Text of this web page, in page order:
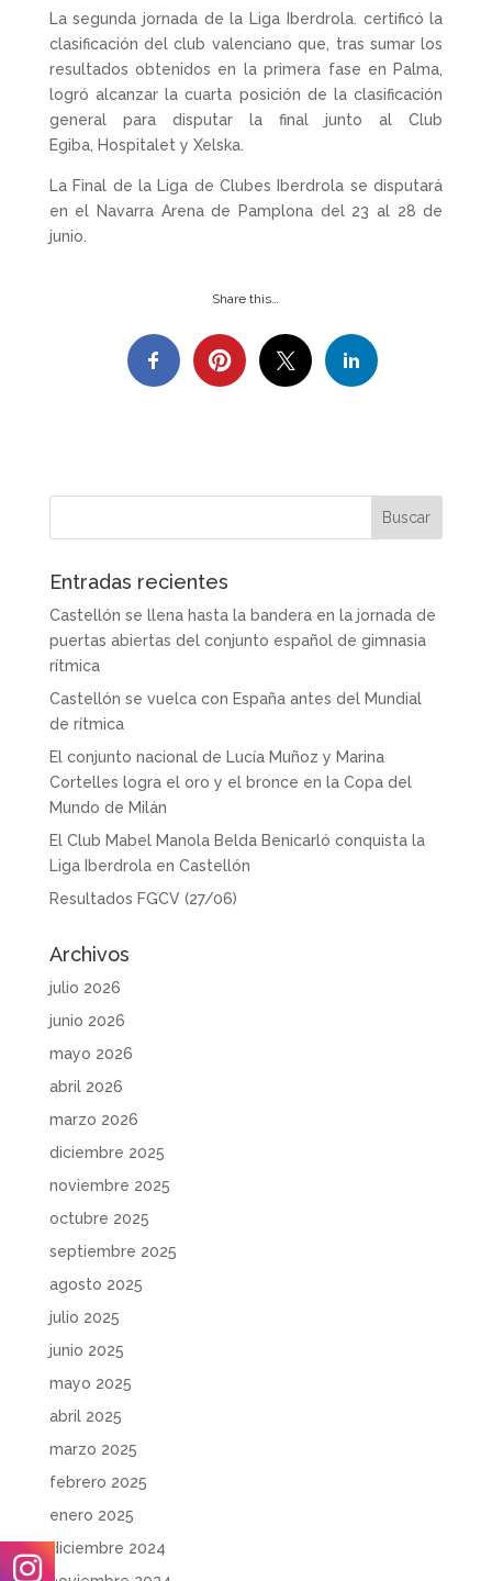
La segunda jornada de la Liga Iberdrola. certificó la
clasificación del club valenciano que, tras sumar los
resultados obtenidos en la primera fase en Palma,
logró alcanzar la cuarta posición de la clasificación
general para disputar la final junto al Club
Egiba, Hospitalet y Xelska.
La Final de la Liga de Clubes Iberdrola se disputará
en el Navarra Arena de Pamplona del 23 al 28 de
junio.
Share this…
Entradas recientes
Castellón se llena hasta la bandera en la jornada de
puertas abiertas del conjunto español de gimnasia
rítmica
Castellón se vuelca con España antes del Mundial
de rítmica
El conjunto nacional de Lucía Muñoz y Marina
Cortelles logra el oro y el bronce en la Copa del
Mundo de Milán
El Club Mabel Manola Belda Benicarló conquista la
Liga Iberdrola en Castellón
Resultados FGCV (27/06)
Archivos
julio 2026
junio 2026
mayo 2026
abril 2026
marzo 2026
diciembre 2025
noviembre 2025
octubre 2025
septiembre 2025
agosto 2025
julio 2025
junio 2025
mayo 2025
abril 2025
marzo 2025
febrero 2025
enero 2025
diciembre 2024